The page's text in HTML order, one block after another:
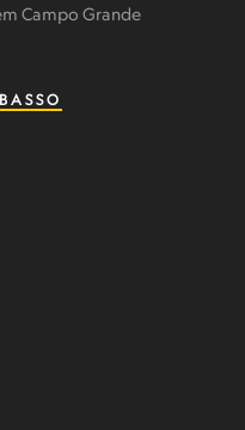
Campo Grande